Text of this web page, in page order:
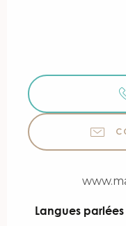
Langues parlées
Langues parlées